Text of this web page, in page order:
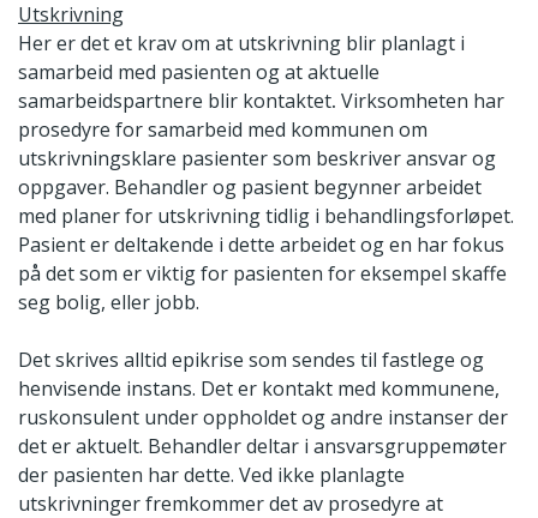
Utskrivning
Her er det et krav om at utskrivning blir planlagt i
samarbeid med pasienten og at aktuelle
samarbeidspartnere blir kontaktet. Virksomheten har
prosedyre for samarbeid med kommunen om
utskrivningsklare pasienter som beskriver ansvar og
oppgaver. Behandler og pasient begynner arbeidet
med planer for utskrivning tidlig i behandlingsforløpet.
Pasient er deltakende i dette arbeidet og en har fokus
på det som er viktig for pasienten for eksempel skaffe
seg bolig, eller jobb.
Det skrives alltid epikrise som sendes til fastlege og
henvisende instans. Det er kontakt med kommunene,
ruskonsulent under oppholdet og andre instanser der
det er aktuelt. Behandler deltar i ansvarsgruppemøter
der pasienten har dette. Ved ikke planlagte
utskrivninger fremkommer det av prosedyre at